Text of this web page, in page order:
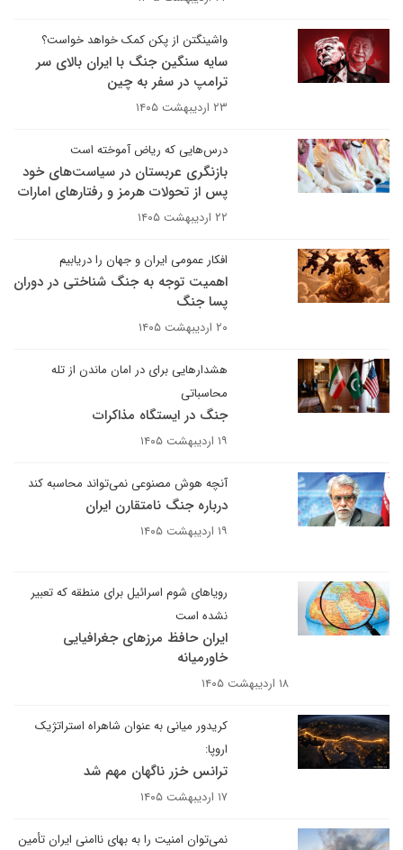
واشینگتن از پکن کمک خواهد خواست؟
سایه سنگین جنگ با ایران بالای سر
ترامپ در سفر به چین
۲۳ اردیبهشت ۱۴۰۵
درس‌هایی که ریاض آموخته است
بازنگری عربستان در سیاست‌های خود
پس از تحولات هرمز و رفتارهای امارات
۲۲ اردیبهشت ۱۴۰۵
افکار عمومی ایران و جهان را دریابیم
اهمیت توجه به جنگ شناختی در دوران
پسا جنگ
۲۰ اردیبهشت ۱۴۰۵
هشدارهایی برای در امان ماندن از تله
محاسباتی
جنگ در ایستگاه مذاکرات
۱۹ اردیبهشت ۱۴۰۵
آنچه هوش مصنوعی نمی‌تواند محاسبه کند
درباره جنگ نامتقارن ایران
۱۹ اردیبهشت ۱۴۰۵
رویاهای شوم اسرائیل برای منطقه که تعبیر
نشده است
ایران حافظ مرزهای جغرافیایی
خاورمیانه
۱۸ اردیبهشت ۱۴۰۵
کریدور میانی به عنوان شاهراه استراتژیک
اروپا:
ترانس خزر ناگهان مهم شد
۱۷ اردیبهشت ۱۴۰۵
نمی‌توان امنیت را به بهای ناامنی ایران تأمین